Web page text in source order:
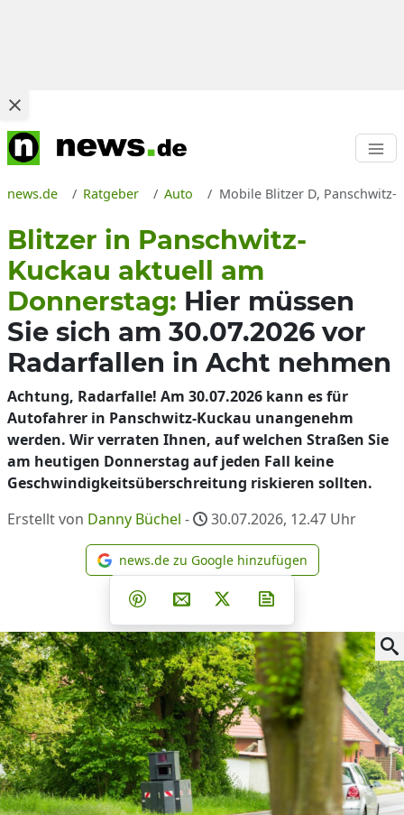
news.de Ratgeber Auto Mobile Blitzer D,
Blitzer in Panschwitz-
Kuckau aktuell am
Donnerstag: Hier müssen
Sie sich am 30.07.2026 vor
Radarfallen in Acht nehmen
Achtung, Radarfalle! Am 30.07.2026 kann es für
Autofahrer in Panschwitz-Kuckau unangenehm
werden. Wir verraten Ihnen, auf welchen Straßen Sie
am heutigen Donnerstag auf jeden Fall keine
Geschwindigkeitsüberschreitung riskieren sollten.
Erstellt von Danny Büchel - 30.07.2026, 12.47 Uhr
news.de zu Google
news.de zu Google hinzufügen
Teilen auf Facebook
Teilen auf Whatsapp
Teilen auf Telegram
Teilen auf Pinterest
Per E-Mail teilen
Post auf X